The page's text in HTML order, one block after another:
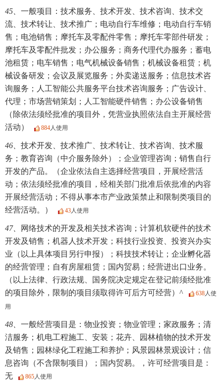
45、 一般项目：技术服务、技术开发、技术咨询、技术交
流、技术转让、技术推广；电动自行车维修；电动自行车销
售；电池销售；摩托车及零配件零售；摩托车零部件研发；
摩托车及零配件批发；办公服务；商务代理代办服务；蓄电
池租赁；电车销售；电气机械设备销售；机械设备租赁；机
械设备研发；会议及展览服务；外卖递送服务；信息技术咨
询服务；人工智能公共服务平台技术咨询服务；广告设计、
代理；市场营销策划；人工智能硬件销售；办公设备销售
（除依法须经批准的项目外，凭营业执照依法自主开展经营
活动）
884人使用
46、 技术开发、技术推广、技术转让、技术咨询、技术服
务；教育咨询（中介服务除外）；企业管理咨询；销售自行
开发的产品。（企业依法自主选择经营项目，开展经营活
动；依法须经批准的项目，经相关部门批准后依批准的内容
开展经营活动；不得从事本市产业政策禁止和限制类项目的
经营活动。）
43人使用
47、
网络技术的开发及相关技术咨询；计算机软硬件的技术
开发及销售；机器人技术开发；科技行业投资、投资兴办实
业（以上具体项目另行申报）；科技技术转让；企业孵化器
的经营管理；自有房屋租赁；国内贸易；经营进出口业务。
（以上法律、行政法规、国务院决定规定在登记前须经批准
的项目除外，限制的项目须取得许可后方可经营）^
638人使
用
48、 一般经营项目是：物业投资；物业管理；家政服务；清
洁服务；机电工程施工、安装；花卉、园林植物的技术开发
及销售；园林绿化工程施工和养护；风景园林景观设计；信
息咨询（不含限制项目）；国内贸易。，许可经营项目是：
无
865人使用